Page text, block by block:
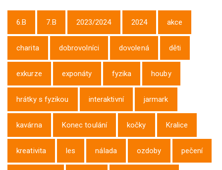
6.B 7.B 2023/2024 2024 akce
charita dobrovolníci dovolená děti
exkurze exponáty fyzika houby
hrátky s fyzikou interaktivní jarmark
kavárna Konec toulání kočky Kralice
kreativita les nálada ozdoby pečení